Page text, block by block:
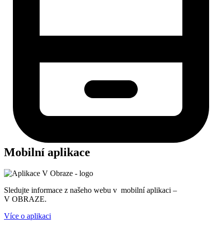
Mobilní aplikace
Sledujte informace z našeho webu v mobilní aplikaci –
V OBRAZE.
Více o aplikaci